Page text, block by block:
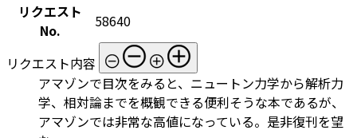
リクエスト
No.
58640
リクエスト内容
アマゾンで目次をみると、ニュートン力学から解析力
学、相対論までを概観できる便利そうな本であるが、
アマゾンでは非常な高値になっている。是非復刊を望